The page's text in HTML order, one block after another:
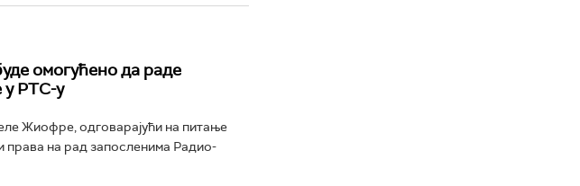
омогућено да раде
у РТС-у
Жиофре, одговарајући на питање
на рад запосленима Радио-